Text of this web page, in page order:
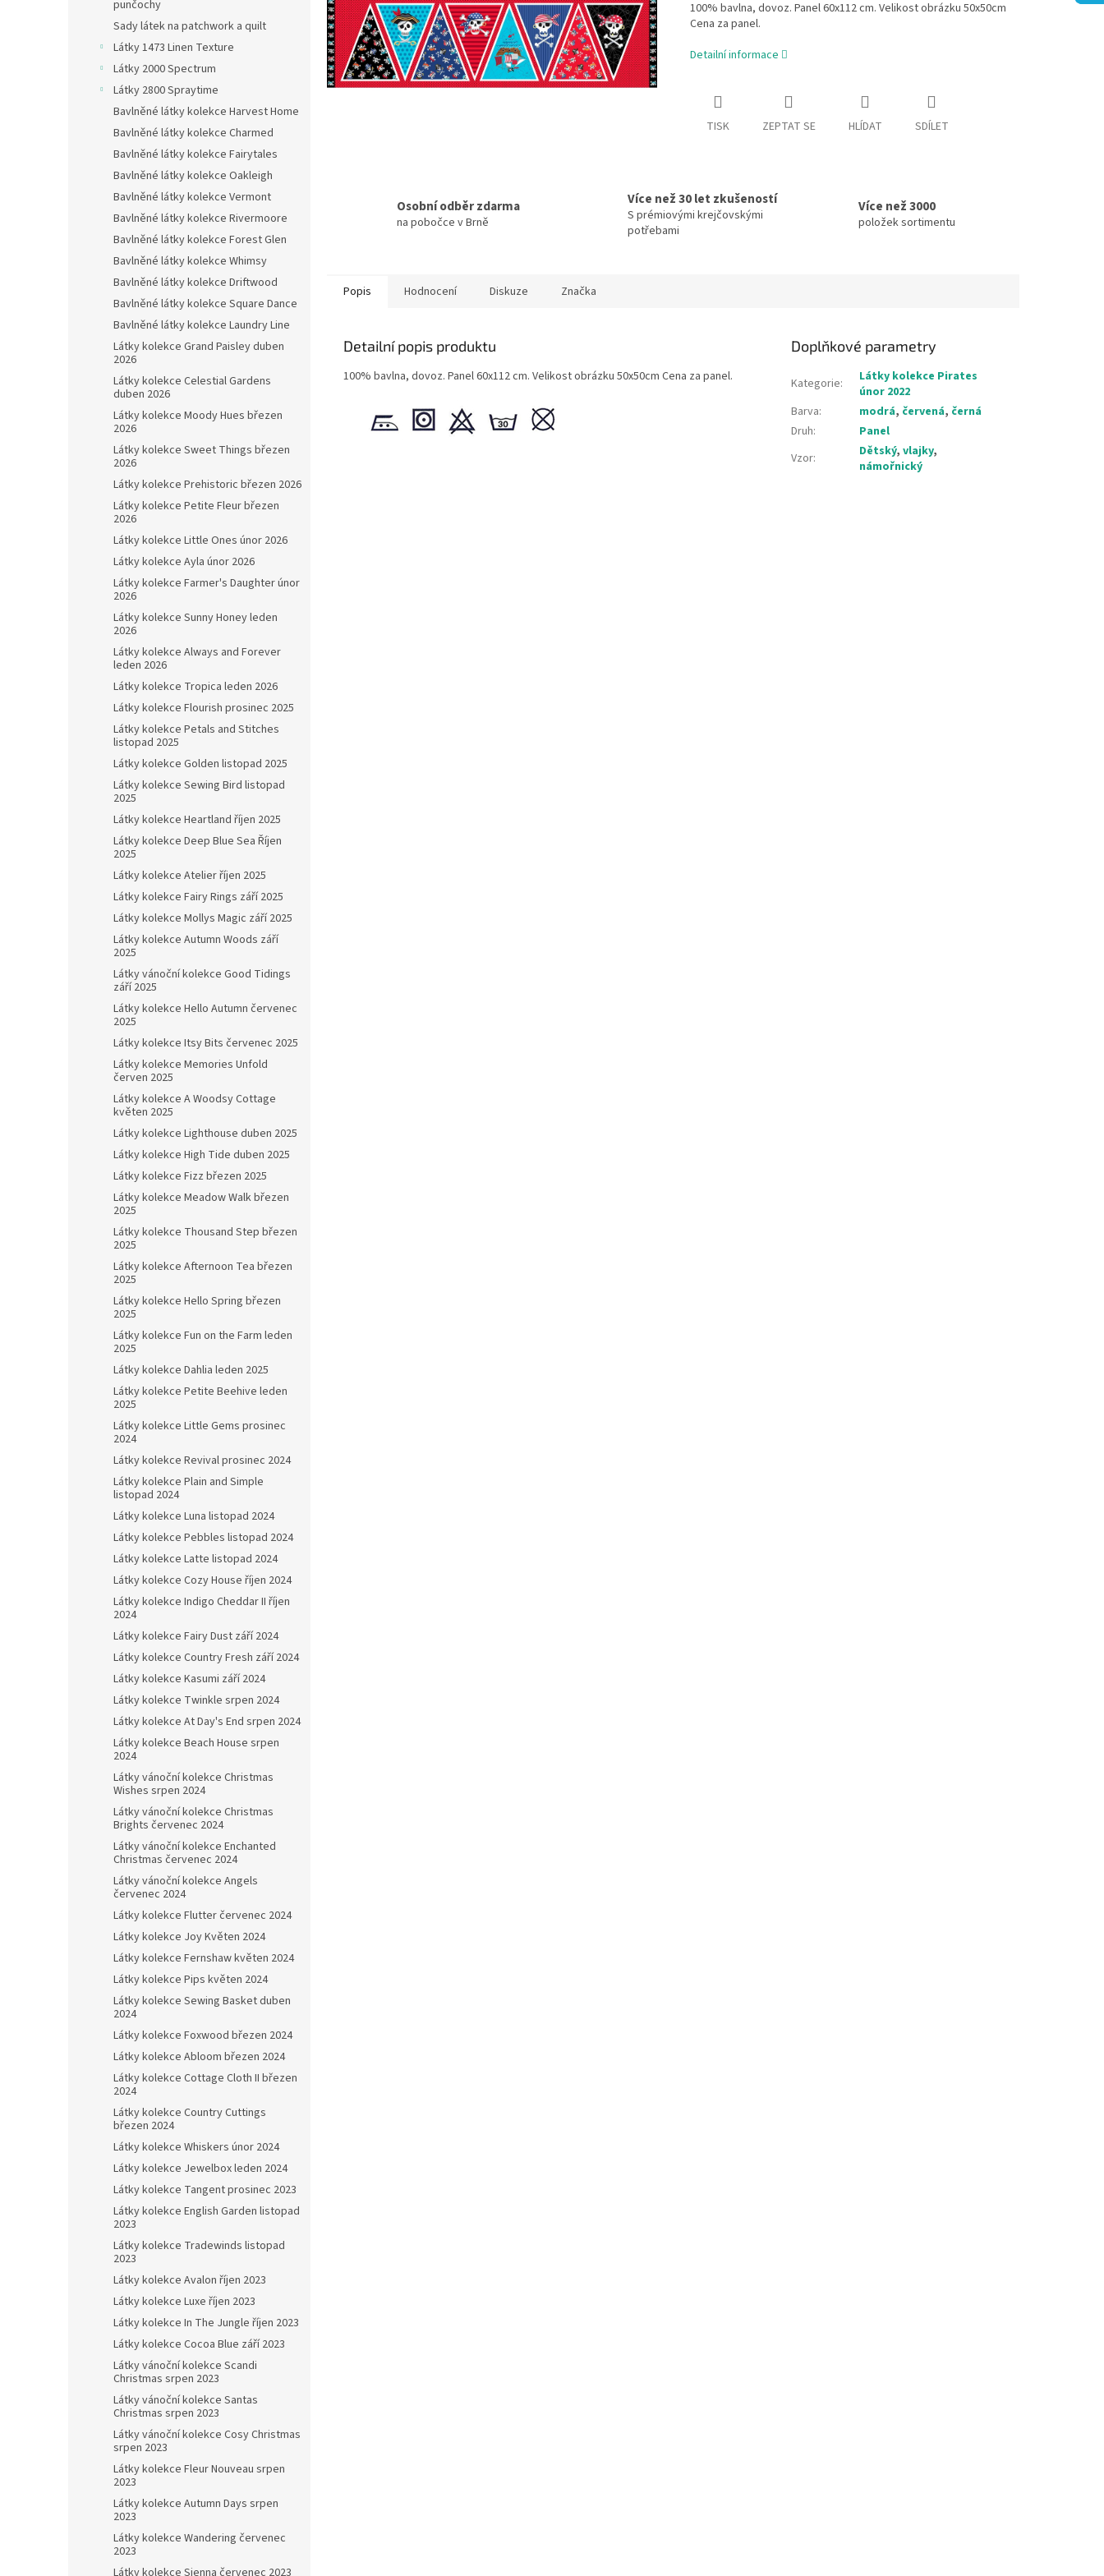
punčochy
Sady látek na patchwork a quilt
Látky 1473 Linen Texture
Látky 2000 Spectrum
Látky 2800 Spraytime
Bavlněné látky kolekce Harvest Home
Bavlněné látky kolekce Charmed
Bavlněné látky kolekce Fairytales
Bavlněné látky kolekce Oakleigh
Bavlněné látky kolekce Vermont
Bavlněné látky kolekce Rivermoore
Bavlněné látky kolekce Forest Glen
Bavlněné látky kolekce Whimsy
Bavlněné látky kolekce Driftwood
Bavlněné látky kolekce Square Dance
Bavlněné látky kolekce Laundry Line
Látky kolekce Grand Paisley duben
2026
Látky kolekce Celestial Gardens
duben 2026
Látky kolekce Moody Hues březen
2026
Látky kolekce Sweet Things březen
2026
Látky kolekce Prehistoric březen 2026
Látky kolekce Petite Fleur březen
2026
Látky kolekce Little Ones únor 2026
Látky kolekce Ayla únor 2026
Látky kolekce Farmer's Daughter únor
2026
Látky kolekce Sunny Honey leden
2026
Látky kolekce Always and Forever
leden 2026
Látky kolekce Tropica leden 2026
Látky kolekce Flourish prosinec 2025
Látky kolekce Petals and Stitches
listopad 2025
Látky kolekce Golden listopad 2025
Látky kolekce Sewing Bird listopad
2025
Látky kolekce Heartland říjen 2025
Látky kolekce Deep Blue Sea Říjen
2025
Látky kolekce Atelier říjen 2025
Látky kolekce Fairy Rings září 2025
Látky kolekce Mollys Magic září 2025
Látky kolekce Autumn Woods září
2025
Látky vánoční kolekce Good Tidings
září 2025
Látky kolekce Hello Autumn červenec
2025
Látky kolekce Itsy Bits červenec 2025
Látky kolekce Memories Unfold
červen 2025
Látky kolekce A Woodsy Cottage
květen 2025
Látky kolekce Lighthouse duben 2025
Látky kolekce High Tide duben 2025
Látky kolekce Fizz březen 2025
Látky kolekce Meadow Walk březen
2025
Látky kolekce Thousand Step březen
2025
Látky kolekce Afternoon Tea březen
2025
Látky kolekce Hello Spring březen
2025
Látky kolekce Fun on the Farm leden
2025
Látky kolekce Dahlia leden 2025
Látky kolekce Petite Beehive leden
2025
Látky kolekce Little Gems prosinec
2024
Látky kolekce Revival prosinec 2024
Látky kolekce Plain and Simple
listopad 2024
Látky kolekce Luna listopad 2024
Látky kolekce Pebbles listopad 2024
Látky kolekce Latte listopad 2024
Látky kolekce Cozy House říjen 2024
Látky kolekce Indigo Cheddar II říjen
2024
Látky kolekce Fairy Dust září 2024
Látky kolekce Country Fresh září 2024
Látky kolekce Kasumi září 2024
Látky kolekce Twinkle srpen 2024
Látky kolekce At Day's End srpen 2024
Látky kolekce Beach House srpen
2024
Látky vánoční kolekce Christmas
Wishes srpen 2024
Látky vánoční kolekce Christmas
Brights červenec 2024
Látky vánoční kolekce Enchanted
Christmas červenec 2024
Látky vánoční kolekce Angels
červenec 2024
Látky kolekce Flutter červenec 2024
Látky kolekce Joy Květen 2024
Látky kolekce Fernshaw květen 2024
Látky kolekce Pips květen 2024
Látky kolekce Sewing Basket duben
2024
Látky kolekce Foxwood březen 2024
Látky kolekce Abloom březen 2024
Látky kolekce Cottage Cloth II březen
2024
Látky kolekce Country Cuttings
březen 2024
Látky kolekce Whiskers únor 2024
Látky kolekce Jewelbox leden 2024
Látky kolekce Tangent prosinec 2023
Látky kolekce English Garden listopad
2023
Látky kolekce Tradewinds listopad
2023
Látky kolekce Avalon říjen 2023
Látky kolekce Luxe říjen 2023
Látky kolekce In The Jungle říjen 2023
Látky kolekce Cocoa Blue září 2023
Látky vánoční kolekce Scandi
Christmas srpen 2023
Látky vánoční kolekce Santas
Christmas srpen 2023
Látky vánoční kolekce Cosy Christmas
srpen 2023
Látky kolekce Fleur Nouveau srpen
2023
Látky kolekce Autumn Days srpen
2023
Látky kolekce Wandering červenec
2023
Látky kolekce Sienna červenec 2023
100% bavlna, dovoz. Panel 60x112 cm. Velikost obrázku 50x50cm
Cena za panel.
Detailní informace
TISK ZEPTAT SE HLÍDAT SDÍLET
Osobní odběr zdarma
na pobočce v Brně
Více než 30 let zkušeností
S prémiovými krejčovskými
potřebami
Více než 3000
položek sortimentu
Popis Hodnocení Diskuze Značka
Detailní popis produktu
100% bavlna, dovoz. Panel 60x112 cm. Velikost obrázku 50x50cm Cena za panel.
Doplňkové parametry
Kategorie:
Látky kolekce Pirates
únor 2022
Barva: modrá, červená, černá
Druh:
Panel
Vzor: Dětský,vlajky,
námořnický